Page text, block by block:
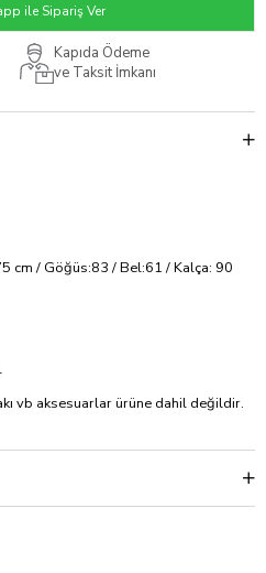
ile Sipariş Ver
Kapıda Ödeme
ve Taksit İmkanı
cm / Göğüs:83 / Bel:61 / Kalça: 90
vb aksesuarlar ürüne dahil değildir.